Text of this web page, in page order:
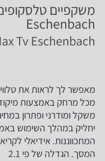
Eschenbach
Tv Eschenbach
מאפשר לך לראות את
מכל מרחק באמצעות
משקל ומודרני ופתרון
יחליק במהלך השימוש
המתכווננות. אידיאלי
המסך. הגדלה של פי 2.1